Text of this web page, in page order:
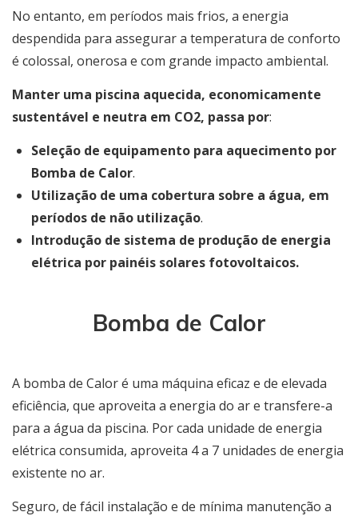
No entanto, em períodos mais frios, a energia
despendida para assegurar a temperatura de conforto
é colossal, onerosa e com grande impacto ambiental.
Manter uma piscina aquecida, economicamente
sustentável e neutra em CO2, passa por:
Seleção de equipamento para aquecimento por
Bomba de Calor.
Utilização de uma cobertura sobre a água, em
períodos de não utilização.
Introdução de sistema de produção de energia
elétrica por painéis solares fotovoltaicos.
Bomba de Calor
A bomba de Calor é uma máquina eficaz e de elevada
eficiência, que aproveita a energia do ar e transfere-a
para a água da piscina. Por cada unidade de energia
elétrica consumida, aproveita 4 a 7 unidades de energia
existente no ar.
Seguro, de fácil instalação e de mínima manutenção a